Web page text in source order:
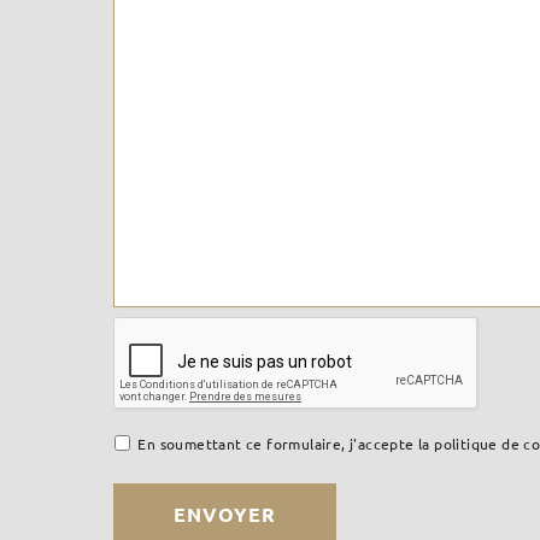
En soumettant ce formulaire, j'accepte la politique de
ENVOYER